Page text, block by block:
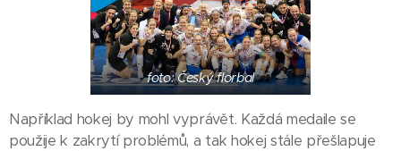
foto: Český florbal
Například hokej by mohl vyprávět. Každá medaile se
použije k zakrytí problémů, a tak hokej stále přešlapuje